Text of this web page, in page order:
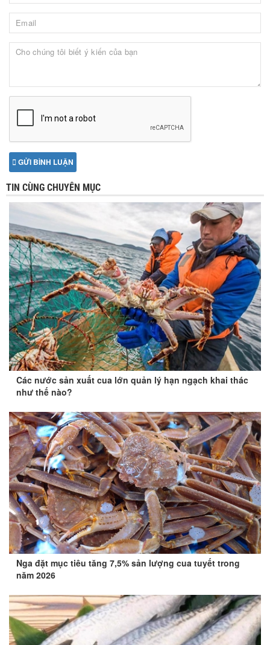
GỬI BÌNH LUẬN
TIN CÙNG CHUYÊN MỤC
Các nước sản xuất cua lớn quản lý hạn ngạch khai thác
như thế nào?
Nga đặt mục tiêu tăng 7,5% sản lượng cua tuyết trong
năm 2026